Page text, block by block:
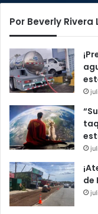
Por Beverly Rivera
de